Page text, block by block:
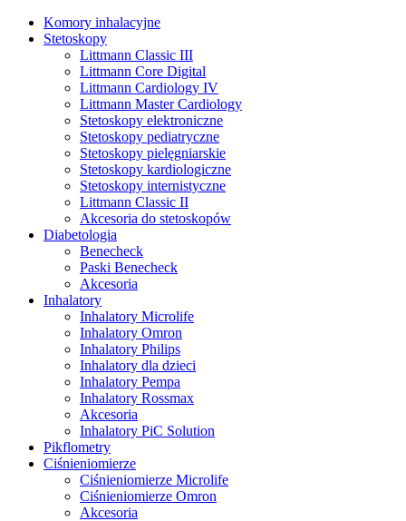
Komory inhalacyjne
Stetoskopy
Littmann Classic III
Littmann Core Digital
Littmann Cardiology IV
Littmann Master Cardiology
Stetoskopy elektroniczne
Stetoskopy pediatryczne
Stetoskopy pielęgniarskie
Stetoskopy kardiologiczne
Stetoskopy internistyczne
Littmann Classic II
Akcesoria do stetoskopów
Diabetologia
Benecheck
Paski Benecheck
Akcesoria
Inhalatory
Inhalatory Microlife
Inhalatory Omron
Inhalatory Philips
Inhalatory dla dzieci
Inhalatory Pempa
Inhalatory Rossmax
Akcesoria
Inhalatory PiC Solution
Pikflometry
Ciśnieniomierze
Ciśnieniomierze Microlife
Ciśnieniomierze Omron
Akcesoria